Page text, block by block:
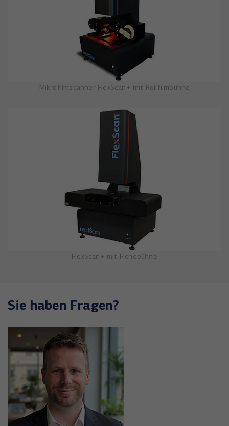
Mikrofilmscanner FlexScan+ mit Rollfilmbühne
FlexScan+ mit Fichebühne
Sie haben Fragen?